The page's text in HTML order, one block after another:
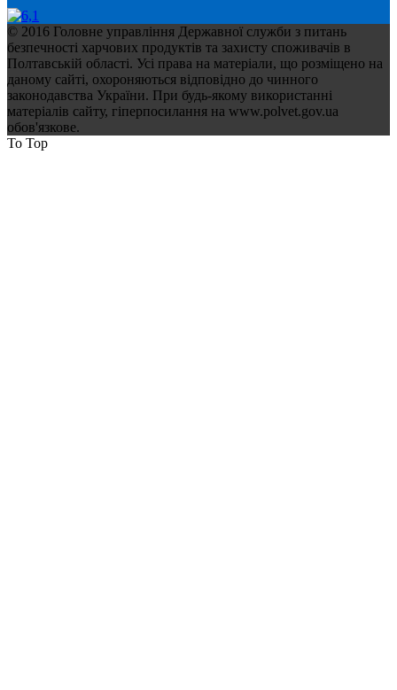
© 2016 Головне управління Державної служби з питань
безпечності харчових продуктів та захисту споживачів в
Полтавській області. Усі права на матеріали, що розміщено на
даному сайті, охороняються відповідно до чинного
законодавства України. При будь-якому використанні
матеріалів сайту, гіперпосилання на www.polvet.gov.ua
обов'язкове.
To Top